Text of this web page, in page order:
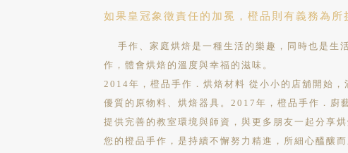
如果皇冠象徵責任的加冕，橙品則有義務為所
手作、家庭烘焙是一種生活的樂趣，同時也是生
作，體會烘焙的溫度與幸福的滋味。
2014年，橙品手作．烘焙材料 從小小的店舖開始，
優質的原物料、烘焙器具。2017年，橙品手作．廚
提供完善的教室環境與師資，與更多朋友一起分享
您的橙品手作，是持續不懈努力精進，所細心醞釀